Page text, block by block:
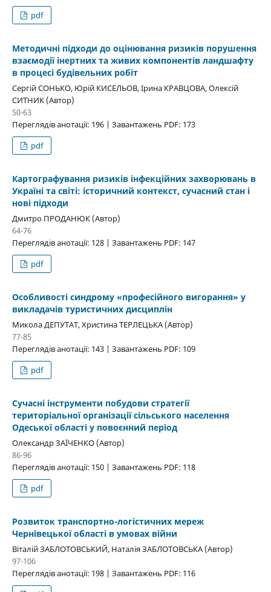
pdf
Методичні підходи до оцінювання ризиків порушення
взаємодії інертних та живих компонентів ландшафту
в процесі будівельних робіт
Сергій СОНЬКО, Юрій КИСЕЛЬОВ, Ірина КРАВЦОВА, Олексій
СИТНИК (Автор)
50-63
Переглядів анотації: 196 | Завантажень PDF: 173
pdf
Картографування ризиків інфекційних захворювань в
Україні та світі: історичний контекст, сучасний стан і
нові підходи
Дмитро ПРОДАНЮК (Автор)
64-76
Переглядів анотації: 128 | Завантажень PDF: 147
pdf
Особливості синдрому «професійного вигорання» у
викладачів туристичних дисциплін
Микола ДЕПУТАТ, Христина ТЕРЛЕЦЬКА (Автор)
77-85
Переглядів анотації: 143 | Завантажень PDF: 109
pdf
Сучасні інструменти побудови стратегії
територіальної організації сільського населення
Одеської області у повоєнний період
Олександр ЗАЇЧЕНКО (Автор)
86-96
Переглядів анотації: 150 | Завантажень PDF: 118
pdf
Розвиток транспортно-логістичних мереж
Чернівецької області в умовах війни
Віталій ЗАБЛОТОВСЬКИЙ, Наталія ЗАБЛОТОВСЬКА (Автор)
97-106
Переглядів анотації: 198 | Завантажень PDF: 116